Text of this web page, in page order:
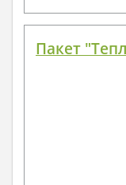
Пакет